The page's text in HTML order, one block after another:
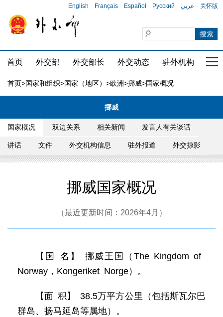
English Français Español Русский عربي 关怀版
首页 外交部 外交部长 外交动态 驻外机构 国
首页>国家和组织>国家（地区） >欧洲>挪威>国家概况
挪威
国家概况 双边关系 相关新闻 发言人有关谈话
讲话 文件 外交机构信息 驻外报道 外交掠影
挪威国家概况
（最近更新时间：2026年4月）
【国 名】 挪威王国（The Kingdom of
Norway，Kongeriket Norge）。
【面 积】 38.5万平方公里（包括斯瓦尔巴
群岛、扬马延岛等属地）。